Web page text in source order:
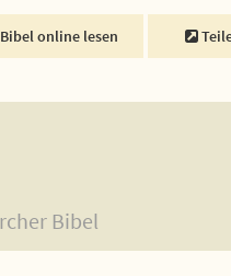
online lesen
Bibel